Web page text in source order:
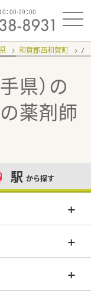
：00-19：00
和賀郡西和賀町 パ
県）の
の薬剤師
駅 から探す